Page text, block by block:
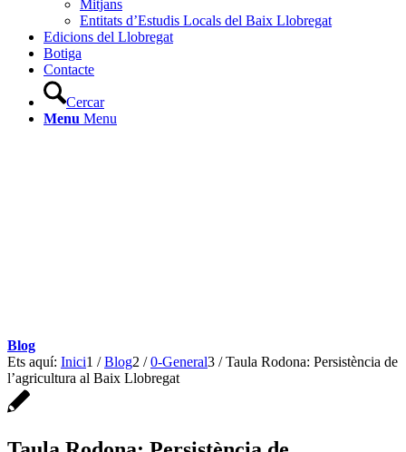
Mitjans
Entitats d’Estudis Locals del Baix Llobregat
Edicions del Llobregat
Botiga
Contacte
Cercar
Menu Menu
Blog
Ets aquí: Inici1 / Blog2 / 0-General3 / Taula Rodona: Persistència de
l’agricultura al Baix Llobregat